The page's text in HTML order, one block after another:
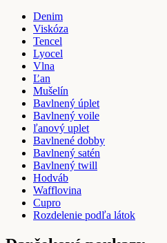
Denim
Viskóza
Tencel
Lyocel
Vlna
Ľan
Mušelín
Bavlnený úplet
Bavlnený voile
ľanový uplet
Bavlnené dobby
Bavlnený satén
Bavlnený twill
Hodváb
Wafflovina
Cupro
Rozdelenie podľa látok